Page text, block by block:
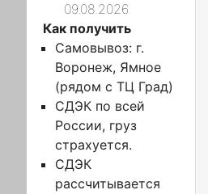
09.08.2026
Как получить
Самовывоз: г.
Воронеж, Ямное
(рядом с ТЦ Град)
СДЭК по всей
России, груз
страхуется.
СДЭК
рассчитывается